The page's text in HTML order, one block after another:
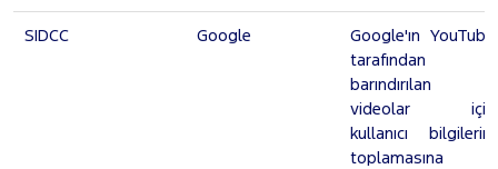
SIDCC Google
Google'ın YouTube
tarafından
barındırılan
videolar için
kullanıcı bilgilerini
toplamasına